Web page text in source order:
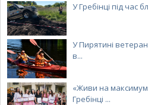
У Гребінці під час
У Пирятині
в...
«Живи на
Гребінці ...